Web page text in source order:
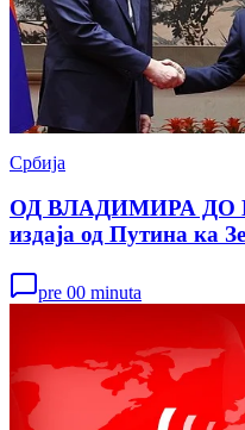
Србија
ОД ВЛАДИМИРА ДО
издаја од Путина ка
pre 00 minuta